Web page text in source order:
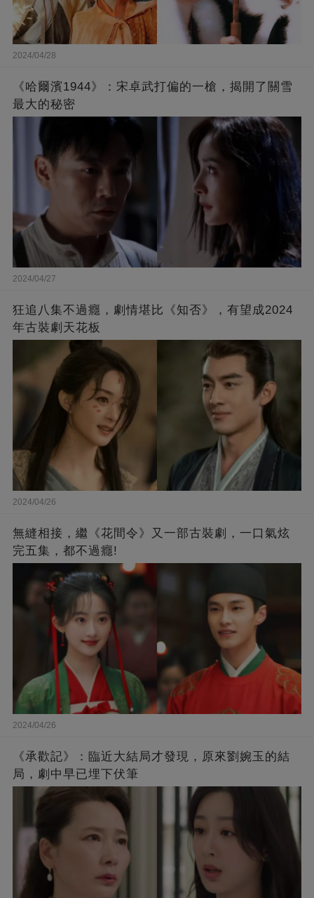
2024/04/28
《哈爾濱1944》：宋卓武打偏的一槍，揭開了關雪
最大的秘密
2024/04/27
狂追八集不過癮，劇情堪比《知否》，有望成2024
年古裝劇天花板
2024/04/26
無縫相接，繼《花間令》又一部古裝劇，一口氣炫
完五集，都不過癮!
2024/04/26
《承歡記》：臨近大結局才發現，原來劉婉玉的結
局，劇中早已埋下伏筆